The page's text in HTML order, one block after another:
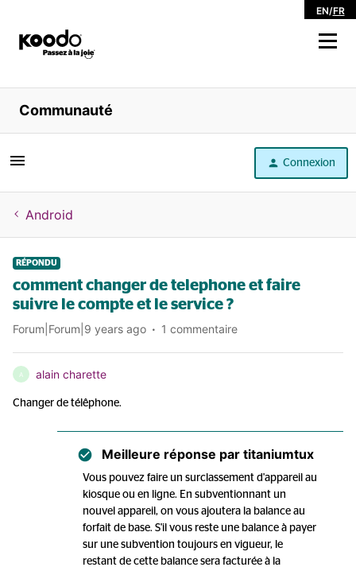
EN/FR
Magasiner
Libre service
Aide
Communauté
Connexion
Android
RÉPONDU
comment changer de telephone et faire
suivre le compte et le service ?
Forum|Forum|9 years ago 1 commentaire
A alain charette
Changer de télêphone.
Meilleure réponse par titaniumtux
Vous pouvez faire un surclassement d'appareil au
kiosque ou en ligne. En subventionnant un
nouvel appareil, on vous ajoutera la balance au
forfait de base. S'il vous reste une balance à payer
sur une subvention toujours en vigueur, le
restant de cette balance sera facturée à la